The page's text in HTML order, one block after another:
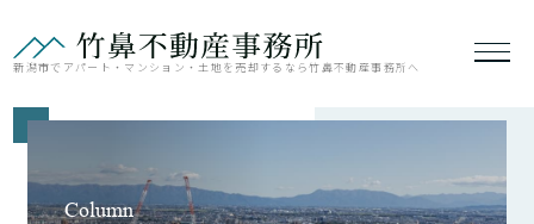
新潟市でアパート・マンション・土地を売却するなら竹鼻不動産事務所へ
Column